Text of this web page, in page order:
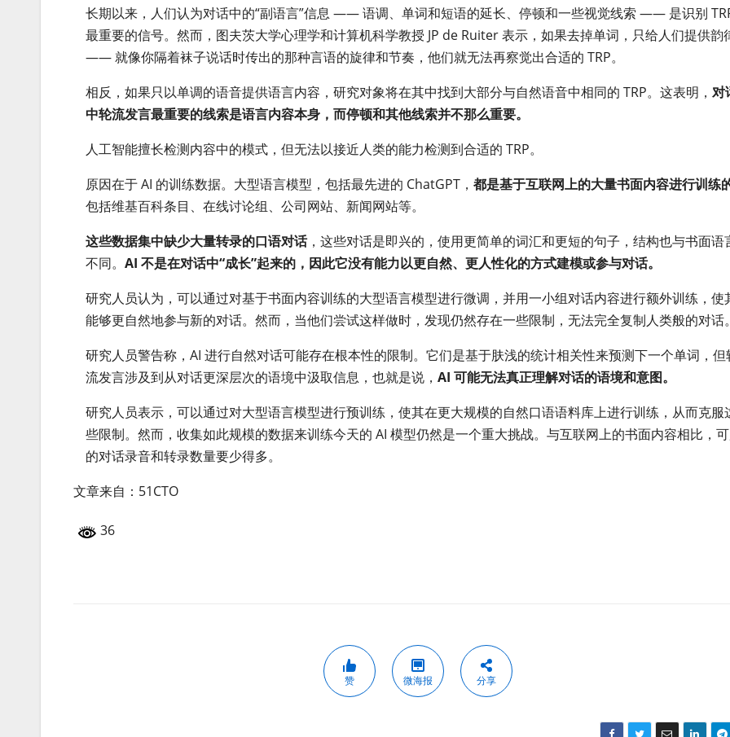
长期以来，人们认为对话中的“副语言”信息 —— 语调、单词和短语的延长、停顿和一些视觉线索 —— 是识别
最重要的信号。然而，图夫茨大学心理学和计算机科学教授 JP de Ruiter 表示，如果去掉单词，只给人们提供韵
—— 就像你隔着袜子说话时传出的那种言语的旋律和节奏，他们就无法再察觉出合适的 TRP。
相反，如果只以单调的语音提供语言内容，研究对象将在其中找到大部分与自然语音中相同的 TRP。这表明， 对
中轮流发言最重要的线索是语言内容本身，而停顿和其他线索并不那么重要。
人工智能擅长检测内容中的模式，但无法以接近人类的能力检测到合适的 TRP。
原因在于 AI 的训练数据。大型语言模型，包括最先进的 ChatGPT， 都是基于互联网上的大量书面内容进行训练
包括维基百科条目、在线讨论组、公司网站、新闻网站等。
这些数据集中缺少大量转录的口语对话，这些对话是即兴的，使用更简单的词汇和更短的句子，结构也与书面语
不同。 AI 不是在对话中“成长”起来的，因此它没有能力以更自然、更人性化的方式建模或参与对话。
研究人员认为，可以通过对基于书面内容训练的大型语言模型进行微调，并用一小组对话内容进行额外训练，使
能够更自然地参与新的对话。然而，当他们尝试这样做时，发现仍然存在一些限制，无法完全复制人类般的对话
研究人员警告称，AI 进行自然对话可能存在根本性的限制。它们是基于肤浅的统计相关性来预测下一个单词，但
流发言涉及到从对话更深层次的语境中汲取信息，也就是说， AI 可能无法真正理解对话的语境和意图。
研究人员表示，可以通过对大型语言模型进行预训练，使其在更大规模的自然口语语料库上进行训练，从而克服
些限制。然而，收集如此规模的数据来训练今天的 AI 模型仍然是一个重大挑战。与互联网上的书面内容相比，
的对话录音和转录数量要少得多。
文章来自：51CTO
36
赞 微海报 分享